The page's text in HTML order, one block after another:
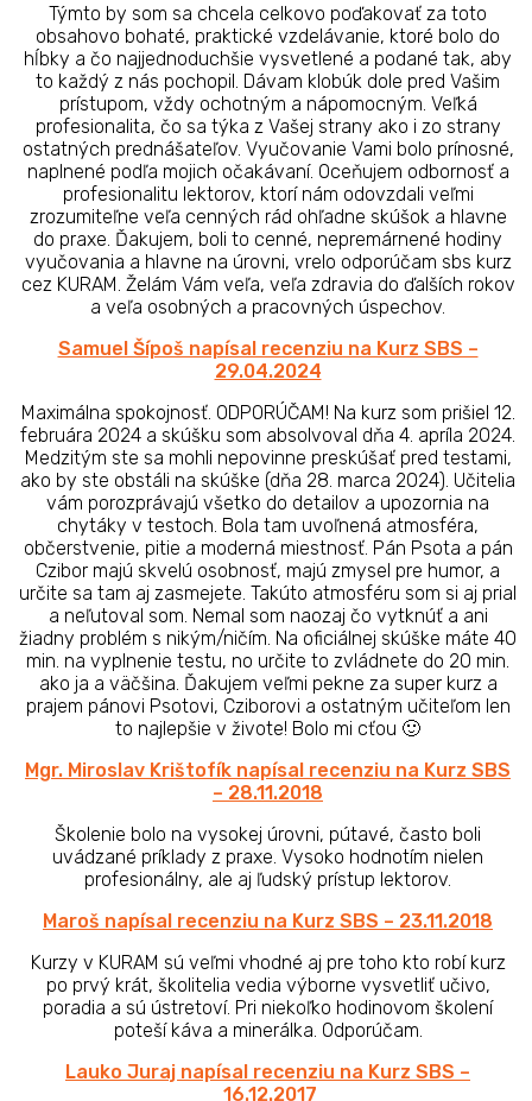
Týmto by som sa chcela celkovo poďakovať za toto
obsahovo bohaté, praktické vzdelávanie, ktoré bolo do
hĺbky a čo najjednoduchšie vysvetlené a podané tak, aby
to každý z nás pochopil. Dávam klobúk dole pred Vašim
prístupom, vždy ochotným a nápomocným. Veľká
profesionalita, čo sa týka z Vašej strany ako i zo strany
ostatných prednášateľov. Vyučovanie Vami bolo prínosné,
naplnené podľa mojich očakávaní. Oceňujem odbornosť a
profesionalitu lektorov, ktorí nám odovzdali veľmi
zrozumiteľne veľa cenných rád ohľadne skúšok a hlavne
do praxe. Ďakujem, boli to cenné, nepremárnené hodiny
vyučovania a hlavne na úrovni, vrelo odporúčam sbs kurz
cez KURAM. Želám Vám veľa, veľa zdravia do ďalších rokov
a veľa osobných a pracovných úspechov.
Samuel Šípoš napísal recenziu na Kurz SBS –
29.04.2024
Maximálna spokojnosť. ODPORÚČAM! Na kurz som prišiel 12.
februára 2024 a skúšku som absolvoval dňa 4. apríla 2024.
Medzitým ste sa mohli nepovinne preskúšať pred testami,
ako by ste obstáli na skúške (dňa 28. marca 2024). Učitelia
vám porozprávajú všetko do detailov a upozornia na
chytáky v testoch. Bola tam uvoľnená atmosféra,
občerstvenie, pitie a moderná miestnosť. Pán Psota a pán
Czibor majú skvelú osobnosť, majú zmysel pre humor, a
určite sa tam aj zasmejete. Takúto atmosféru som si aj prial
a neľutoval som. Nemal som naozaj čo vytknúť a ani
žiadny problém s nikým/ničím. Na oficiálnej skúške máte 40
min. na vyplnenie testu, no určite to zvládnete do 20 min.
ako ja a väčšina. Ďakujem veľmi pekne za super kurz a
prajem pánovi Psotovi, Cziborovi a ostatným učiteľom len
to najlepšie v živote! Bolo mi cťou 🙂
Mgr. Miroslav Krištofík napísal recenziu na Kurz SBS
– 28.11.2018
Školenie bolo na vysokej úrovni, pútavé, často boli
uvádzané príklady z praxe. Vysoko hodnotím nielen
profesionálny, ale aj ľudský prístup lektorov.
Maroš napísal recenziu na Kurz SBS – 23.11.2018
Kurzy v KURAM sú veľmi vhodné aj pre toho kto robí kurz
po prvý krát, školitelia vedia výborne vysvetliť učivo,
poradia a sú ústretoví. Pri niekoľko hodinovom školení
poteší káva a minerálka. Odporúčam.
Lauko Juraj napísal recenziu na Kurz SBS –
16.12.2017